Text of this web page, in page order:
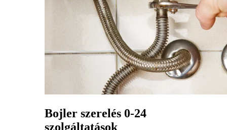
Bojler szerelés 0-24
szolgáltatások